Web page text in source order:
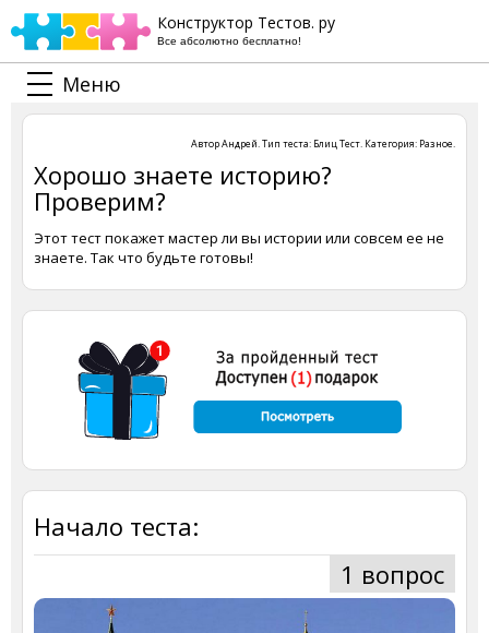
Конструктор Тестов. ру
Все абсолютно бесплатно!
Меню
АвторАндрей. Тип теста: Блиц Тест. Категория: Разное.
Хорошо знаете историю?
Проверим?
Этот тест покажет мастер ли вы истории или совсем ее не
знаете. Так что будьте готовы!
Начало теста:
1 вопрос